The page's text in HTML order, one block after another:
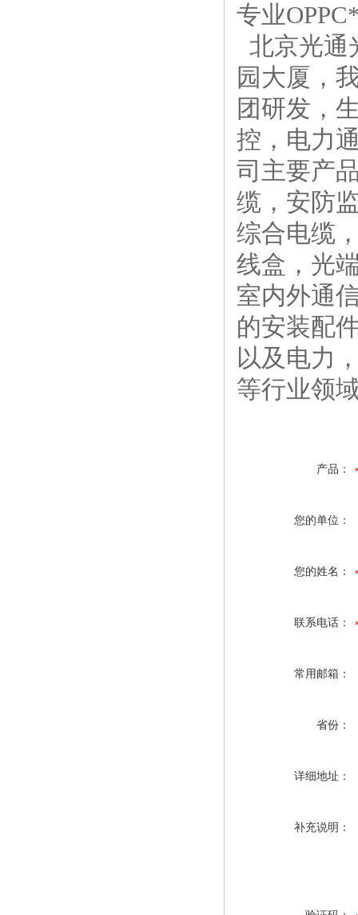
专业
北京光通
园大厦，
团研发，
控，电力
司主要产
缆，安防
综合电缆
线盒，光
室内外通
的安装配
以及电力
等行业领
产品：
您的单位：
您的姓名：
联系电话：
常用邮箱：
省份：
详细地址：
补充说明：